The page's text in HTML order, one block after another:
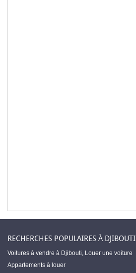
RECHERCHES POPULAIRES À DJIBOUTI
Voitures à vendre à Djibouti, Louer une voiture
Appartements à louer